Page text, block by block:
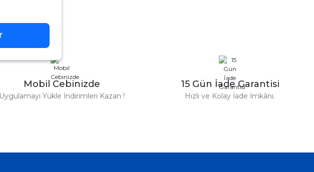
Mobil Cebinizde
Uygulamayı Yükle İndirimleri Kazan !
15 Gün İade Garantisi
Hızlı ve Kolay İade İmkânı.